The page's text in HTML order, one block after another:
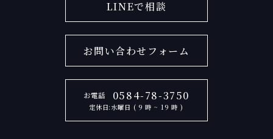
LINEで相談
お問い合わせフォーム
お電話 0584-78-3750
定休日:水曜日 ( 9 時 ~ 19 時 )